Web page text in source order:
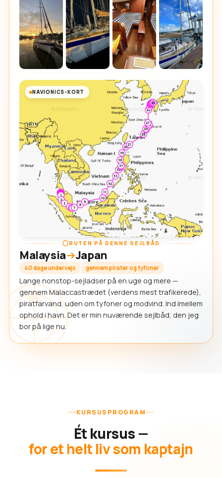
NAVIONICS-KORT
RUTEN PÅ DENNE SEJLBÅD
Malaysia Japan
40 dage undervejs gennem pirater og tyfoner
Lange nonstop-sejladser på en uge og mere —
gennem Malaccastrædet (verdens mest trafikerede),
piratfarvand, uden om tyfoner og modvind. Ind imellem
ophold i havn. Det er min nuværende sejlbåd, den jeg
bor på lige nu.
KURSUSPROGRAM
Ét kursus —
for et helt liv som kaptajn